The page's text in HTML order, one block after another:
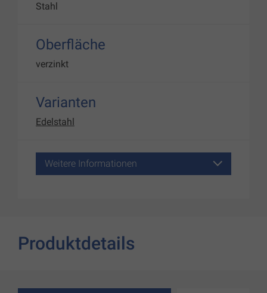
Stahl
Oberfläche
verzinkt
Varianten
Edelstahl
Weitere Informationen
Produktdetails